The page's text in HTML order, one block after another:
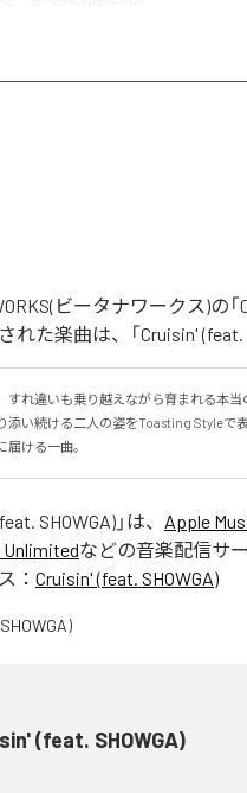
ビータナワークス)の
れた楽曲は、「Cruisin' (feat.
すれ違いも乗り越えながら育まれる本
添い続ける二人の姿をToasting Styleで
届ける一曲。
SHOWGA) 」は、 Apple
などの音楽配信サ
： Cruisin' (feat. SHOWGA)
(feat. SHOWGA)